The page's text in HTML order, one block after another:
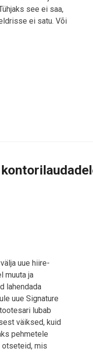
see ei saa,
ei satu. Või
uue hiire-
muuta ja
lahendada
uue Signature
lubab
väiksed, kuid
pehmetele
otseteid, mis